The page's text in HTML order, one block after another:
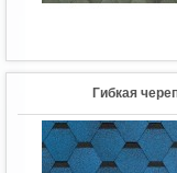
Гибкая